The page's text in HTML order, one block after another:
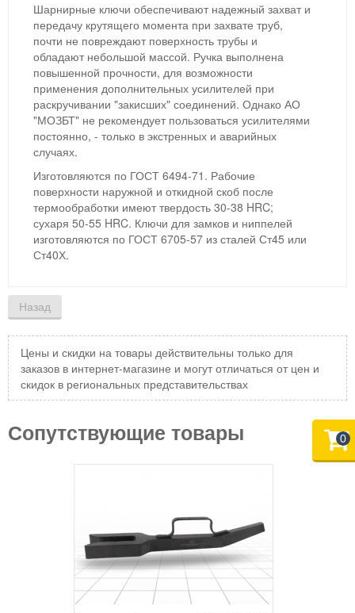
Шарнирные ключи обеспечивают надежный захват и
передачу крутящего момента при захвате труб,
почти не повреждают поверхность трубы и
обладают небольшой массой. Ручка выполнена
повышенной прочности, для возможности
применения дополнительных усилителей при
раскручивании "закисших" соединений. Однако АО
"МОЗБТ" не рекомендует пользоваться усилителями
постоянно, - только в экстренных и аварийных
случаях.
Изготовляются по ГОСТ 6494-71. Рабочие
поверхности наружной и откидной скоб после
термообработки имеют твердость 30-38 HRC;
сухаря 50-55 HRC. Ключи для замков и ниппелей
изготовляются по ГОСТ 6705-57 из сталей Ст45 или
Ст40Х.
Цены и скидки на товары действительны только для
заказов в интернет-магазине и могут отличаться от цен и
скидок в региональных представительствах
Сопутствующие товары 0